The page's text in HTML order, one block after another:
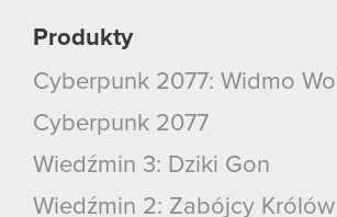
Produkty
Cyberpunk 2077: Widmo
Cyberpunk 2077
Wiedźmin 3: Dziki Gon
Wiedźmin 2: Zabójcy Królów